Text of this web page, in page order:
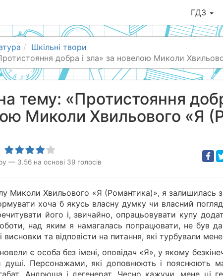
ГДЗ
Шкільні твори
добра і зла» за новелою Миколи
тему: «Протистояння
Миколи Хвильового «Я
— 3.56 на основі 39 голосів
Миколи Хвильового «Я (Романтика)», я залишилась
хоча б якусь власну думку чи власний
його і, звичайно, опрацьовувати купу
над яким я намагалась попрацювати, не був
висновки та відповісти на питання, які турбували
є особа без імені, оповідач «Я», у якому
душі. Персонажами, які доповнюють і пояснюють
Андрюша і дегенерат. Чесно кажучи, мене ці